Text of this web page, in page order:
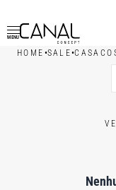
MENU
HOME •SALE•